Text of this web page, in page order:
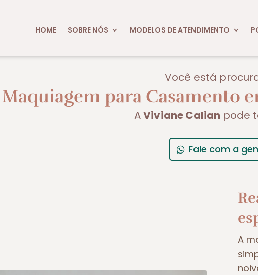
HOME SOBRE NÓS MODELOS DE ATENDIMENTO
Você está
Maquiagem para Casamento
AViviane Calian pode
Fale com a
A